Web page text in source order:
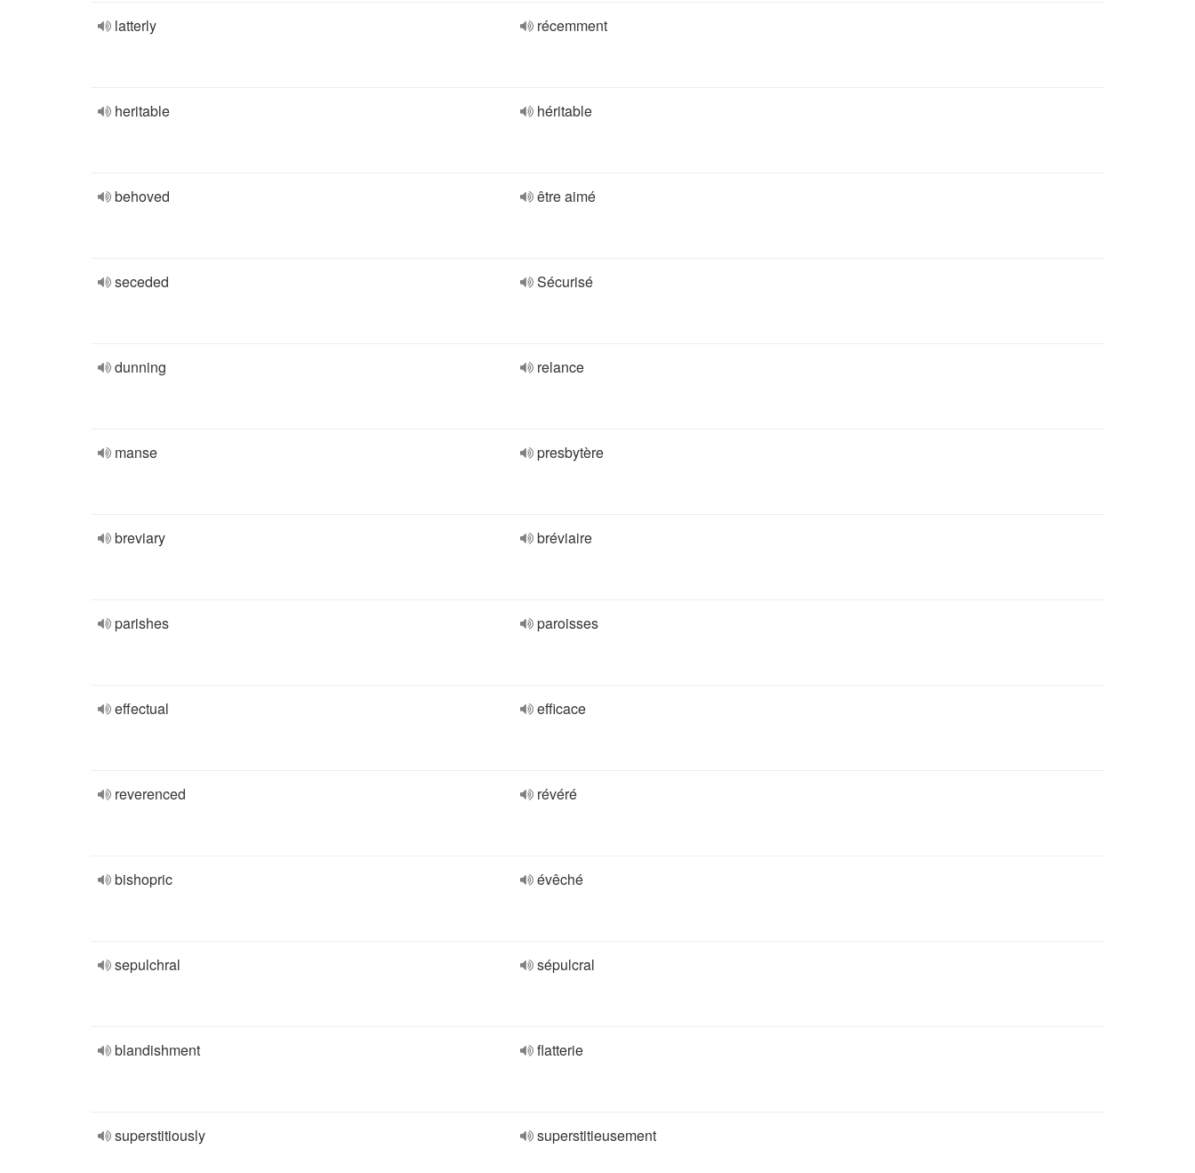
latterly récemment
heritable héritable
behoved être aimé
seceded Sécurisé
dunning relance
manse presbytère
breviary bréviaire
parishes paroisses
effectual efficace
reverenced révéré
bishopric évêché
sepulchral sépulcral
blandishment flatterie
superstitiously superstitieusement